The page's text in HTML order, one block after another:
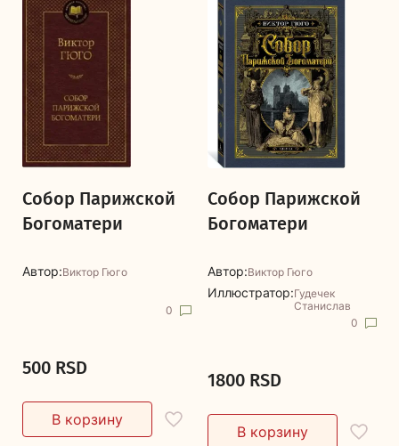
Собор Парижской
Богоматери
Автор:Виктор Гюго
0
500 RSD
Собор Парижской
Богоматери
Автор:Виктор Гюго
Иллюстратор:Гудечек
Станислав
0
1800 RSD